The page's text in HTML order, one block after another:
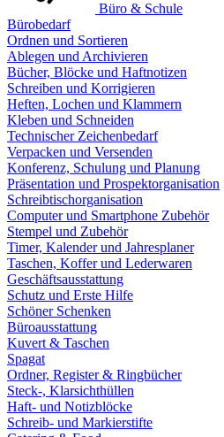
Büro & Schule
Bürobedarf
Ordnen und Sortieren
Ablegen und Archivieren
Bücher, Blöcke und Haftnotizen
Schreiben und Korrigieren
Heften, Lochen und Klammern
Kleben und Schneiden
Technischer Zeichenbedarf
Verpacken und Versenden
Konferenz, Schulung und Planung
Präsentation und Prospektorganisation
Schreibtischorganisation
Computer und Smartphone Zubehör
Stempel und Zubehör
Timer, Kalender und Jahresplaner
Taschen, Koffer und Lederwaren
Geschäftsausstattung
Schutz und Erste Hilfe
Schöner Schenken
Büroausstattung
Kuvert & Taschen
Spagat
Ordner, Register & Ringbücher
Steck-, Klarsichthüllen
Haft- und Notizblöcke
Schreib- und Markierstifte